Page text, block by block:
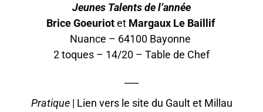
Jeunes Talents de l’année
Brice Goeuriotet Margaux Le Baillif
Nuance – 64100 Bayonne
2 toques – 14/20 – Table de Chef
Pratique| Lien vers le site du Gault et Millau